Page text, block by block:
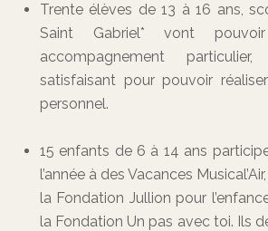
Trente élèves de 13 à 16 ans,
Saint Gabriel* vont pouvoir
accompagnement
satisfaisant pour pouvoir
personnel.
15 enfants de 6 à 14 ans
l’année à des Vacances
la Fondation Jullion pour
la Fondation Un pas avec toi. Ils